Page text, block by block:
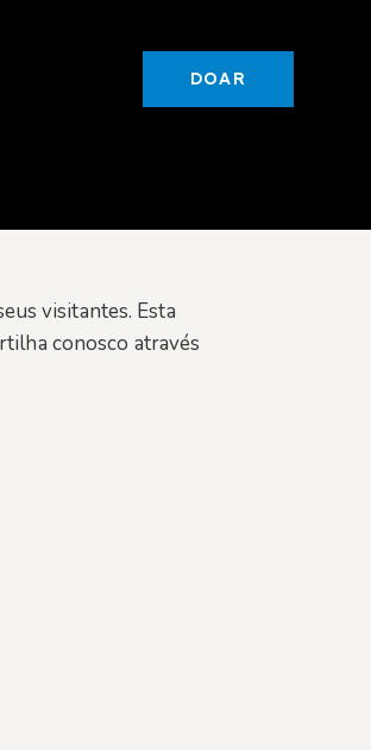
DOAR
visitantes. Esta
conosco através